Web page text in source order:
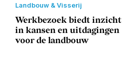
Landbouw & Visserij
Werkbezoek biedt inzicht
in kansen en uitdagingen
voor de landbouw